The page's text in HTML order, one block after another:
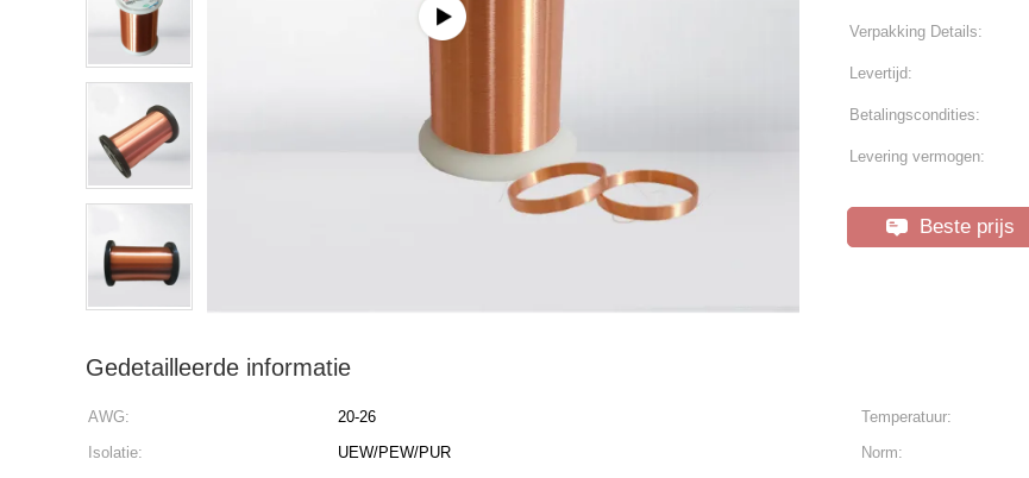
Verpakking Details:
Levertijd:
Betalingscondities:
Levering vermogen:
Beste prijs
Gedetailleerde informatie
AWG: 20-26 Temperatuur:
Isolatie:
UEW/PEW/PUR Norm: